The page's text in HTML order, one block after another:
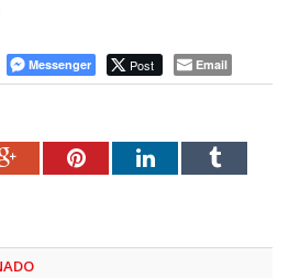
Messenger Post Email
Google+PinterestLinkedInTumblr